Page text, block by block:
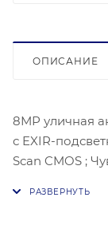
ОПИСАНИЕ
8МР уличная
с EXIR-
Scan CMOS ;